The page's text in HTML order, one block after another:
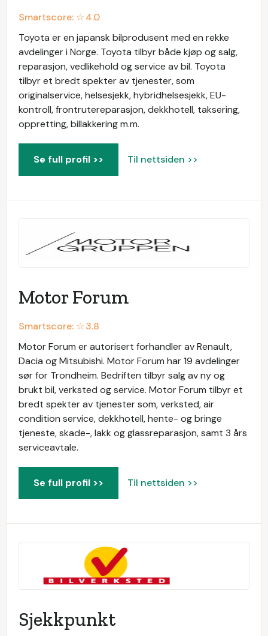
Smartscore: ☆4.0
Toyota er en japansk bilprodusent med en rekke
avdelinger i Norge. Toyota tilbyr både kjøp og salg,
reparasjon, vedlikehold og service av bil. Toyota
tilbyr et bredt spekter av tjenester, som
originalservice, helsesjekk, hybridhelsesjekk, EU-
kontroll, frontrutereparasjon, dekkhotell, taksering,
oppretting, billakkering m.m.
Se full profil >> Til nettsiden >>
Motor Forum
Smartscore: ☆3.8
Motor Forum er autorisert forhandler av Renault,
Dacia og Mitsubishi. Motor Forum har 19 avdelinger
sør for Trondheim. Bedriften tilbyr salg av ny og
brukt bil, verksted og service. Motor Forum tilbyr et
bredt spekter av tjenester som, verksted, air
condition service, dekkhotell, hente- og bringe
tjeneste, skade-, lakk og glassreparasjon, samt 3 års
serviceavtale.
Se full profil >> Til nettsiden >>
Sjekkpunkt